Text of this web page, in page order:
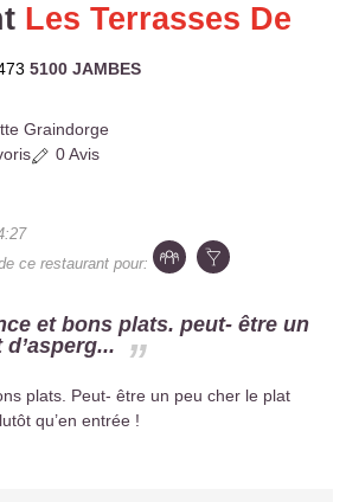
Les Terrasses De
5100 JAMBES
Graindorge
0 Avis
ce restaurant pour:
et bons plats. peut- être un
plats. Peut- être un peu cher le plat
qu’en entrée !